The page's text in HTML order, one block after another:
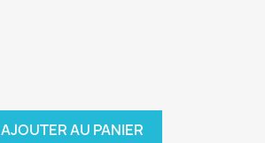
AJOUTER AU PANIER